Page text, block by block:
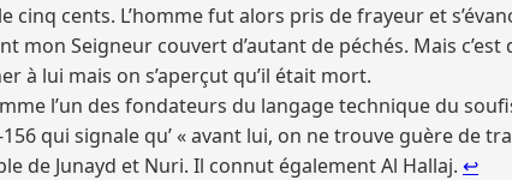
cents. L’homme fut alors pris de frayeur et
mon Seigneur couvert d’autant de péchés. Mais
à lui mais on s’aperçut qu’il était mort.
l’un des fondateurs du langage technique du
qui signale qu’ « avant lui, on ne trouve guère de
de Junayd et Nuri. Il connut également Al Hallaj. ↩︎